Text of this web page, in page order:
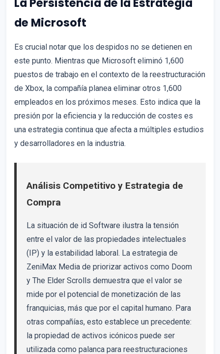
de Microsoft
Es crucial notar que los despidos no se detienen en
este punto. Mientras que Microsoft eliminó 1,600
puestos de trabajo en el contexto de la reestructuración
de Xbox, la compañía planea eliminar otros 1,600
empleados en los próximos meses. Esto indica que la
presión por la eficiencia y la reducción de costes es
una estrategia continua que afecta a múltiples estudios
y desarrolladores en la industria.
Análisis Competitivo y Estrategia de
Compra
La situación de id Software ilustra la tensión
entre el valor de las propiedades intelectuales
(IP) y la estabilidad laboral. La estrategia de
ZeniMax Media de priorizar activos como Doom
y The Elder Scrolls demuestra que el valor se
mide por el potencial de monetización de las
franquicias, más que por el capital humano. Para
otras compañías, esto establece un precedente:
la propiedad de activos icónicos puede ser
utilizada como palanca para reestructuraciones